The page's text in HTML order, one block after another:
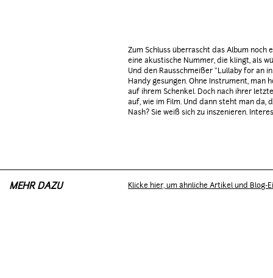
Zum Schluss überrascht das Album noch
eine akustische Nummer, die klingt, als
Und den Rausschmeißer "Lullaby for an
Handy gesungen. Ohne Instrument, man
auf ihrem Schenkel. Doch nach ihrer
auf, wie im Film. Und dann steht man da,
Nash? Sie weiß sich zu inszenieren.
MEHR DAZU Klicke hier, um ähnliche Artikel und Blog-